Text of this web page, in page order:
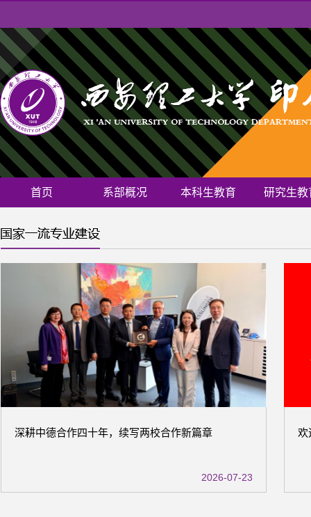
首页 系部概况 本科生教育 研究生教
深耕中德合作四十年，续写两校合作新篇章
2026-07-23
欢